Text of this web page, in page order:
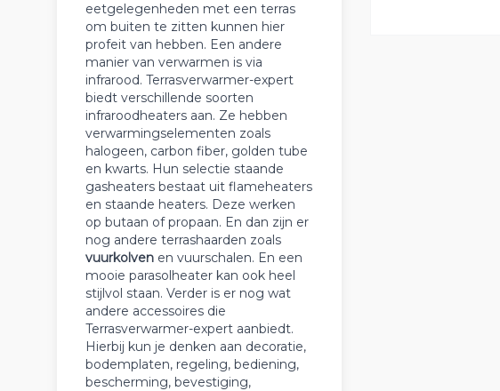
eetgelegenheden met een terras
om buiten te zitten kunnen hier
profeit van hebben. Een andere
manier van verwarmen is via
infrarood. Terrasverwarmer-expert
biedt verschillende soorten
infraroodheaters aan. Ze hebben
verwarmingselementen zoals
halogeen, carbon fiber, golden tube
en kwarts. Hun selectie staande
gasheaters bestaat uit flameheaters
en staande heaters. Deze werken
op butaan of propaan. En dan zijn er
nog andere terrashaarden zoals
vuurkolven en vuurschalen. En een
mooie parasolheater kan ook heel
stijlvol staan. Verder is er nog wat
andere accessoires die
Terrasverwarmer-expert aanbiedt.
Hierbij kun je denken aan decoratie,
bodemplaten, regeling, bediening,
bescherming, bevestiging,